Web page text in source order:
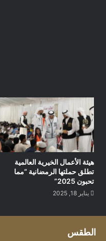
هيئة الأعمال الخيرية العالمية
تطلق حملتها الرمضانية “مما
تحبون 2025”
يناير 18, 2025
الطقس